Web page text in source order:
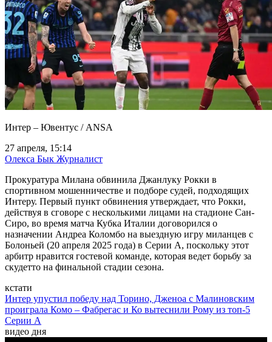
Интер – Ювентус / ANSA
27 апреля, 15:14
Олекса Бык Журналист
Прокуратура Милана обвинила Джанлуку Рокки в
спортивном мошенничестве и подборе судей, подходящих
Интеру. Первый пункт обвинения утверждает, что Рокки,
действуя в сговоре с несколькими лицами на стадионе Сан-
Сиро, во время матча Кубка Италии договорился о
назначении Андреа Коломбо на выездную игру миланцев с
Болоньей (20 апреля 2025 года) в Серии А, поскольку этот
арбитр нравится гостевой команде, которая ведет борьбу за
скудетто на финальной стадии сезона.
кстати
Интер упустил победу над Торино, Дженоа с Малиновским
проиграла Комо – Фабрегас и Ко вытеснили Рому из топ-5
Серии А
видео дня